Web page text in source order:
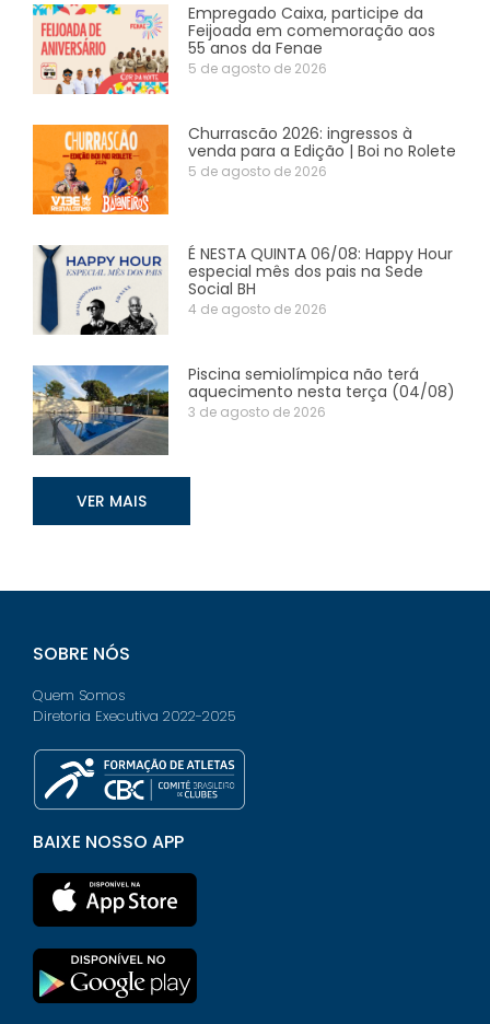
Empregado Caixa, participe da
Feijoada em comemoração aos
55 anos da Fenae
5 de agosto de 2026
Churrascão 2026: ingressos à
venda para a Edição | Boi no Rolete
5 de agosto de 2026
É NESTA QUINTA 06/08: Happy Hour
especial mês dos pais na Sede
Social BH
4 de agosto de 2026
Piscina semiolímpica não terá
aquecimento nesta terça (04/08)
3 de agosto de 2026
VER MAIS
SOBRE NÓS
Quem Somos
Diretoria Executiva 2022-2025
BAIXE NOSSO APP